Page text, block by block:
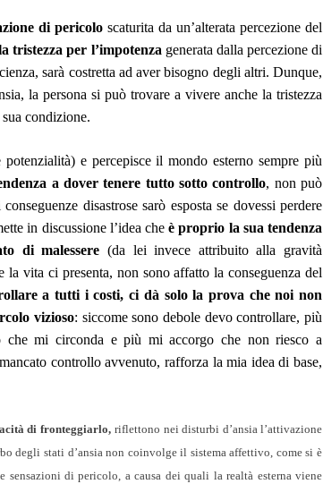
di pericolo scaturita da un’alterata percezione del
tristezza per l’impotenza generata dalla percezione di
sarà costretta ad aver bisogno degli altri. Dunque,
la persona si può trovare a vivere anche la tristezza
condizione.
e percepisce il mondo esterno sempre più
a dover tenere tutto sotto controllo, non può
disastrose sarò esposta se dovessi perdere
in discussione l’idea che è proprio la sua tendenza
di malessere (da lei invece attribuito alla gravità
la vita ci presenta, non sono affatto la conseguenza del
a tutti i costi, ci dà solo la prova che noi non
vizioso: siccome sono debole devo controllare, più
mi circonda e più mi accorgo che non riesco a
controllo avvenuto, rafforza la mia idea di base,
di fronteggiarlo, riflettono nei disturbi d’ansia l’attivazione
degli stati d’ansia non coinvolge il sistema affettivo, come si è
di pericolo, a causa dei quali la realtà esterna viene